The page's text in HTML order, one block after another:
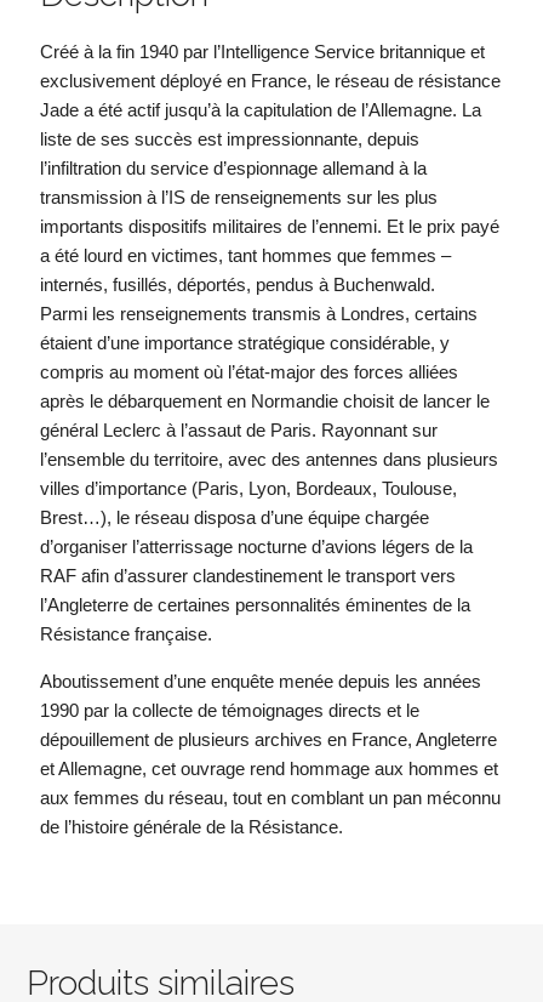
Créé à la fin 1940 par l’Intelligence Service britannique et
exclusivement déployé en France, le réseau de résistance
Jade a été actif jusqu’à la capitulation de l’Allemagne. La
liste de ses succès est impressionnante, depuis
l’infiltration du service d’espionnage allemand à la
transmission à l’IS de renseignements sur les plus
importants dispositifs militaires de l’ennemi. Et le prix payé
a été lourd en victimes, tant hommes que femmes –
internés, fusillés, déportés, pendus à Buchenwald.
Parmi les renseignements transmis à Londres, certains
étaient d’une importance stratégique considérable, y
compris au moment où l’état-major des forces alliées
après le débarquement en Normandie choisit de lancer le
général Leclerc à l’assaut de Paris. Rayonnant sur
l’ensemble du territoire, avec des antennes dans plusieurs
villes d’importance (Paris, Lyon, Bordeaux, Toulouse,
Brest…), le réseau disposa d’une équipe chargée
d’organiser l’atterrissage nocturne d’avions légers de la
RAF afin d’assurer clandestinement le transport vers
l’Angleterre de certaines personnalités éminentes de la
Résistance française.
Aboutissement d’une enquête menée depuis les années
1990 par la collecte de témoignages directs et le
dépouillement de plusieurs archives en France, Angleterre
et Allemagne, cet ouvrage rend hommage aux hommes et
aux femmes du réseau, tout en comblant un pan méconnu
de l’histoire générale de la Résistance.
Produits similaires